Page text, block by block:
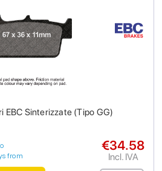
EBC Sinterizzate (Tipo GG)
from
€34.58
Incl. IVA